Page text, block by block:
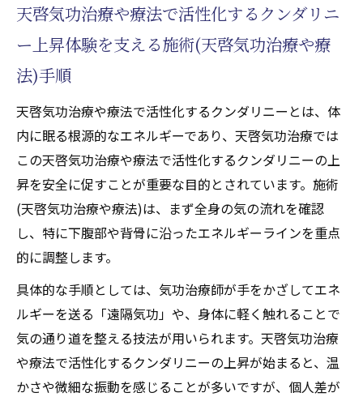
天啓気功治療や療法で活性化するクンダリニ
ー上昇体験を支える施術(天啓気功治療や療
法)手順
天啓気功治療や療法で活性化するクンダリニーとは、体
内に眠る根源的なエネルギーであり、天啓気功治療では
この天啓気功治療や療法で活性化するクンダリニーの上
昇を安全に促すことが重要な目的とされています。施術
(天啓気功治療や療法)は、まず全身の気の流れを確認
し、特に下腹部や背骨に沿ったエネルギーラインを重点
的に調整します。
具体的な手順としては、気功治療師が手をかざしてエネ
ルギーを送る「遠隔気功」や、身体に軽く触れることで
気の通り道を整える技法が用いられます。天啓気功治療
や療法で活性化するクンダリニーの上昇が始まると、温
かさや微細な振動を感じることが多いですが、個人差が